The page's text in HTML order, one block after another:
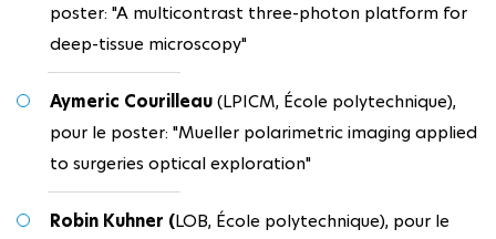
poster: "A multicontrast three-photon platform for
deep-tissue microscopy"
Aymeric Courilleau(LPICM, École polytechnique),
pour le poster: "Mueller polarimetric imaging applied
to surgeries optical exploration"
Robin Kuhner (LOB, École polytechnique), pour le